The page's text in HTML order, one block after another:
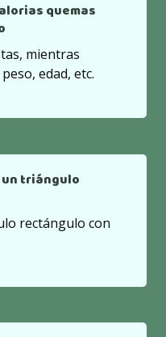
quemas
mientras
edad, etc.
triángulo
rectángulo con